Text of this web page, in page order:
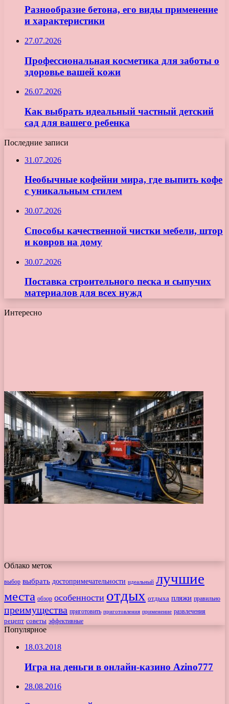
Разнообразие бетона, его виды применение
и характеристики
27.07.2026
Профессиональная косметика для заботы о
здоровье вашей кожи
26.07.2026
Как выбрать идеальный частный детский
сад для вашего ребенка
Последние записи
31.07.2026
Необычные кофейни мира, где выпить кофе
с уникальным стилем
30.07.2026
Способы качественной чистки мебели, штор
и ковров на дому
30.07.2026
Поставка строительного песка и сыпучих
материалов для всех нужд
Интересно
Облако меток
выбор выбрать достопримечательности идеальный лучшие
места обзор особенности отдых отдыха пляжи правильно
преимущества приготовить приготовления применение развлечения
рецепт советы эффективные
Популярное
18.03.2018
Игра на деньги в онлайн-казино Azino777
28.08.2016